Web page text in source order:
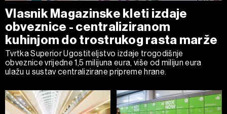
Vlasnik Magazinske kleti izdaje
obveznice - centraliziranom
kuhinjom do trostrukog rasta marže
Tvrtka Superior Ugostiteljstvo izdaje trogodišnje
obveznice vrijedne 1,5 milijuna eura, više od milijun eura
ulažu u sustav centralizirane pripreme hrane.